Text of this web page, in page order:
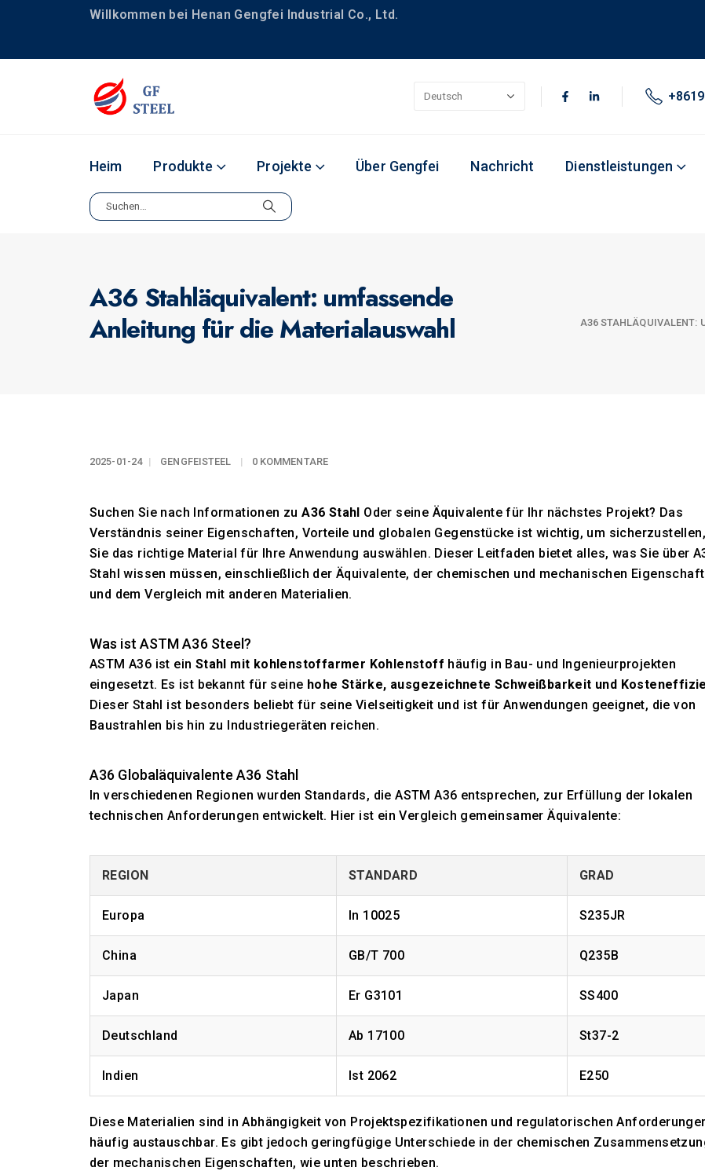
Willkommen bei Henan Gengfei Industrial Co., Ltd.
Heim Produkte Projekte Über Gengfei Nachricht Dienstleistungen
A36 Stahläquivalent: umfassende
Anleitung für die Materialauswahl
A36 STAHLÄQUIVALENT:
2025-01-24 GENGFEISTEEL 0 KOMMENTARE
Suchen Sie nach Informationen zuA36 Stahl Oder seine Äquivalente für Ihr nächstes Projekt? Das
Verständnis seiner Eigenschaften, Vorteile und globalen Gegenstücke ist wichtig, um
Sie das richtige Material für Ihre Anwendung auswählen. Dieser Leitfaden bietet alles, was Sie über
Stahl wissen müssen, einschließlich der Äquivalente, der chemischen und mechanischen
und dem Vergleich mit anderen Materialien.
Was ist ASTM A36 Steel?
ASTM A36 ist ein Stahl mit kohlenstoffarmer Kohlenstoff häufig in Bau- und Ingenieurprojekten
eingesetzt. Es ist bekannt für seine hohe Stärke, ausgezeichnete Schweißbarkeit und
Dieser Stahl ist besonders beliebt für seine Vielseitigkeit und ist für Anwendungen geeignet, die von
Baustrahlen bis hin zu Industriegeräten reichen.
A36 Globaläquivalente A36 Stahl
In verschiedenen Regionen wurden Standards, die ASTM A36 entsprechen, zur Erfüllung der lokalen
technischen Anforderungen entwickelt. Hier ist ein Vergleich gemeinsamer Äquivalente:
REGION STANDARD GRAD
Europa In 10025 S235JR
China GB/T 700 Q235B
Japan Er G3101 SS400
Deutschland Ab 17100 St37-2
Indien Ist 2062 E250
Diese Materialien sind in Abhängigkeit von Projektspezifikationen und regulatorischen
häufig austauschbar. Es gibt jedoch geringfügige Unterschiede in der chemischen
der mechanischen Eigenschaften, wie unten beschrieben.